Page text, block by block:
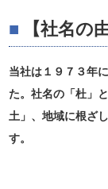
【社名の
当社は１９７３年
た。社名の「杜」
土」、地域に根ざ
す。